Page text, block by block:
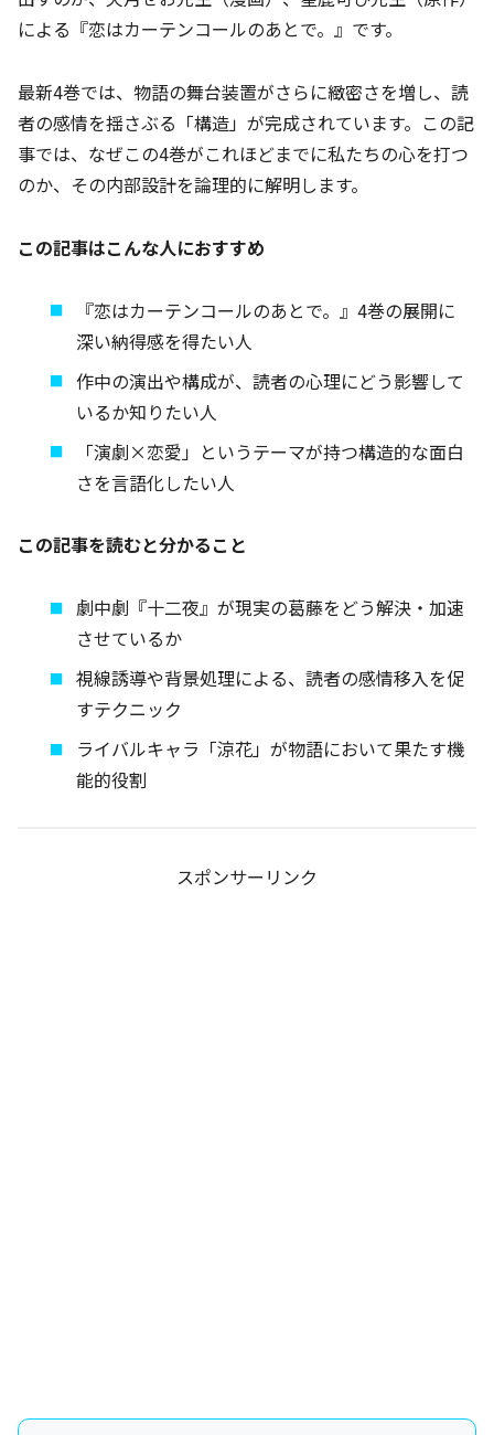
による『恋はカーテンコールのあとで。』です。
最新4巻では、物語の舞台装置がさらに緻密さを増し、読
者の感情を揺さぶる「構造」が完成されています。この記
事では、なぜこの4巻がこれほどまでに私たちの心を打つ
のか、その内部設計を論理的に解明します。
この記事はこんな人におすすめ
『恋はカーテンコールのあとで。』4巻の展開に
深い納得感を得たい人
作中の演出や構成が、読者の心理にどう影響して
いるか知りたい人
「演劇×恋愛」というテーマが持つ構造的な面白
さを言語化したい人
この記事を読むと分かること
劇中劇『十二夜』が現実の葛藤をどう解決・加速
させているか
視線誘導や背景処理による、読者の感情移入を促
すテクニック
ライバルキャラ「涼花」が物語において果たす機
能的役割
スポンサーリンク